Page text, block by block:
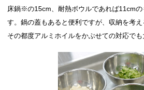
床鍋※の15cm、耐熱ボウルであれば11cm
す。鍋の蓋もあると便利ですが、収納を考え
その都度アルミホイルをかぶせての対応でも